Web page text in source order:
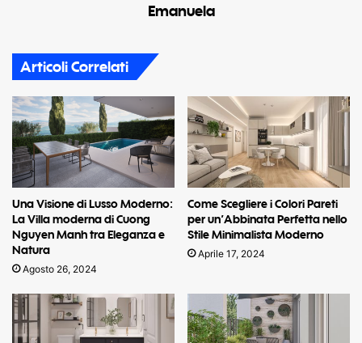
Emanuela
Articoli Correlati
Una Visione di Lusso Moderno:
La Villa moderna di Cuong
Nguyen Manh tra Eleganza e
Natura
Agosto 26, 2024
Come Scegliere i Colori Pareti
per un’Abbinata Perfetta nello
Stile Minimalista Moderno
Aprile 17, 2024